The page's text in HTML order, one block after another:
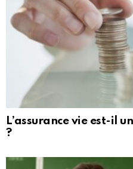
L’assurance vie est-il
?